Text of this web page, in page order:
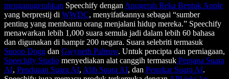
menganugerahkan Speechify dengan Anugerah Reka Bentuk Apple
yang berprestij di WWDC, menyifatkannya sebagai “sumber
penting yang membantu orang menjalani hidup mereka.” Speechify
menawarkan lebih 1,000 suara semula jadi dalam lebih 60 bahasa
dan digunakan di hampir 200 negara. Suara selebriti termasuk
Snoop Dogg dan Gwyneth Paltrow. Untuk pencipta dan perniagaan,
Speechify Studio menyediakan alat canggih termasuk Penjana Suara
AI, Penduaan Suara AI, Alih Suara AI, dan Penukar Suara AI.